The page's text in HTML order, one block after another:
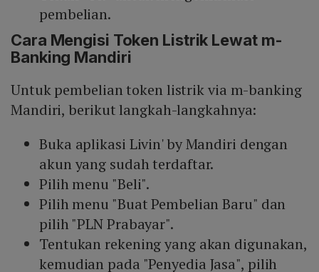
pembelian.
Cara Mengisi Token Listrik Lewat m-
Banking Mandiri
Untuk pembelian token listrik via m-banking
Mandiri, berikut langkah-langkahnya:
Buka aplikasi Livin' by Mandiri dengan
akun yang sudah terdaftar.
Pilih menu "Beli".
Pilih menu "Buat Pembelian Baru" dan
pilih "PLN Prabayar".
Tentukan rekening yang akan digunakan,
kemudian pada "Penyedia Jasa", pilih